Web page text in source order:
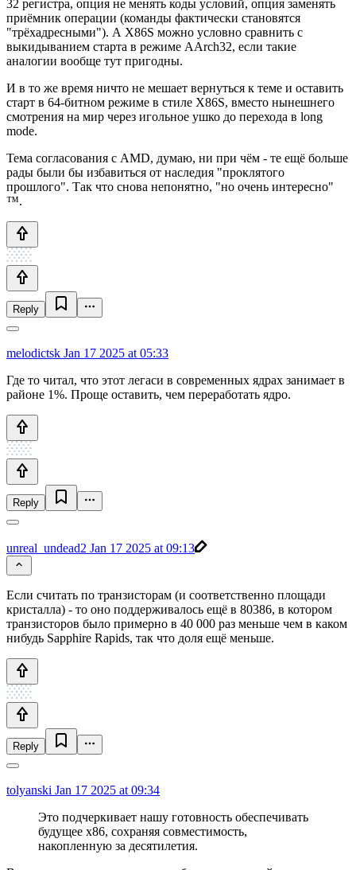
32 регистра, опция не менять коды условий, опция заменять
приёмник операции (команды фактически становятся
"трёхадресными"). А X86S можно условно сравнить с
выкидыванием старта в режиме AArch32, если такие
аналогии вообще тут пригодны.
И в то же время ничто не мешает вернуться к теме и оставить
старт в 64-битном режиме в стиле X86S, вместо нынешнего
смотрения на мир через игольное ушко до перехода в long
mode.
Тема согласования с AMD, думаю, ни при чём - те ещё больше
рады были бы избавиться от наследия "проклятого
прошлого". Так что снова непонятно, "но очень интересно"
™.
Reply
melodictsk Jan 17 2025 at 05:33
Где то читал, что этот легаси в современных ядрах занимает в
районе 1%. Проще оставить, чем переработать ядро.
Reply
unreal_undead2 Jan 17 2025 at 09:13
Если считать по транзисторам (и соответственно площади
кристалла) - то оно поддерживалось ещё в 80386, в котором
транзисторов было примерно в 40 000 раз меньше чем в каком
нибудь Sapphire Rapids, так что доля ещё меньше.
Reply
tolyanski Jan 17 2025 at 09:34
Это подчеркивает нашу готовность обеспечивать
будущее x86, сохраняя совместимость,
накопленную за десятилетия.